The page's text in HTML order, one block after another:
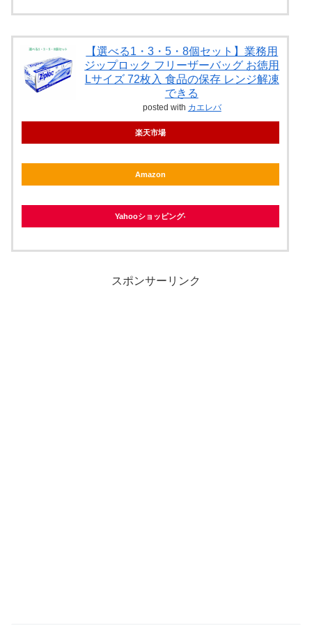
【選べる1・3・5・8個セット】業務用
ジップロック フリーザーバッグ お徳用
Lサイズ 72枚入 食品の保存 レンジ解凍
できる
posted with カエレバ
楽天市場
Amazon
Yahooショッピング
スポンサーリンク